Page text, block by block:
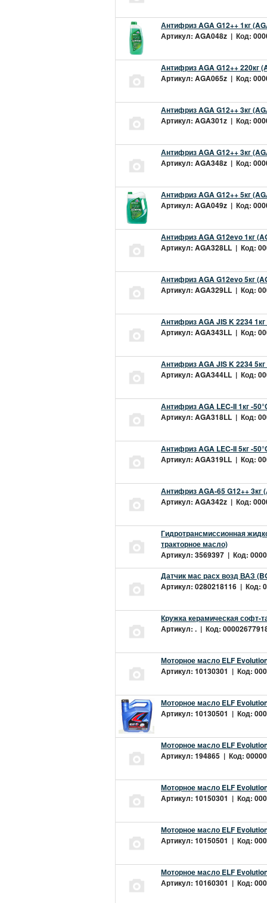
Антифриз AGA G12++ 1кг
Артикул: AGA048z | Код:
Антифриз AGA G12++ 220кг
Артикул: AGA065z | Код:
Антифриз AGA G12++ 3кг
Артикул: AGA301z | Код:
Антифриз AGA G12++ 3кг
Артикул: AGA348z | Код:
Антифриз AGA G12++ 5кг
Артикул: AGA049z | Код:
Антифриз AGA G12evo 1кг
Артикул: AGA328LL | Код:
Антифриз AGA G12evo 5кг
Артикул: AGA329LL | Код:
Антифриз AGA JIS K 2234
Артикул: AGA343LL | Код:
Антифриз AGA JIS K 2234
Артикул: AGA344LL | Код:
Антифриз AGA LEC-II 1кг -
Артикул: AGA318LL | Код:
Антифриз AGA LEC-II 5кг -
Артикул: AGA319LL | Код:
Антифриз AGA-65 G12++ 3кг
Артикул: AGA342z | Код:
Гидротрансмиссионная
тракторное масло)
Артикул: 3569397 | Код:
Датчик мас расх возд ВАЗ
Артикул: 0280218116 | Код:
Кружка керамическая софт-
Артикул: . | Код:
Моторное масло ELF
Артикул: 10130301 | Код:
Моторное масло ELF
Артикул: 10130501 | Код:
Моторное масло ELF
Артикул: 194865 | Код:
Моторное масло ELF
Артикул: 10150301 | Код:
Моторное масло ELF
Артикул: 10150501 | Код:
Моторное масло ELF
Артикул: 10160301 | Код: